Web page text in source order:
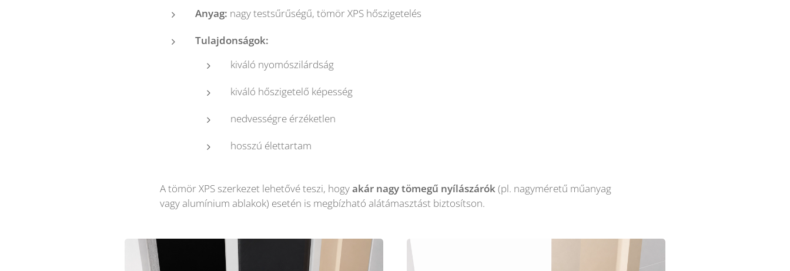
Anyag: nagy testsűrűségű, tömör XPS hőszigetelés
Tulajdonságok:
kiváló nyomószilárdság
kiváló hőszigetelő képesség
nedvességre érzéketlen
hosszú élettartam
A tömör XPS szerkezet lehetővé teszi, hogyakár nagy tömegű nyílászárók(pl. nagyméretű műanyag
vagy alumínium ablakok) esetén is megbízható alátámasztást biztosítson.